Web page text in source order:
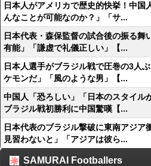
日本人がアメリカで歴史的快挙！中国
んなことが可能なのか？」「サ...
日本代表・森保監督の試合後の振る舞
有能」「謙虚で礼儀正しい」【...
日本人選手がブラジル戦で圧巻の3人
ケモンだ」「風のような男」【...
中国人「恐ろしい」「日本のスタイル
ブラジル戦初勝利に中国驚嘆【...
日本代表のブラジル撃破に東南アジア
見習わないと」「アジアは彼ら...
SAMURAI Footballers